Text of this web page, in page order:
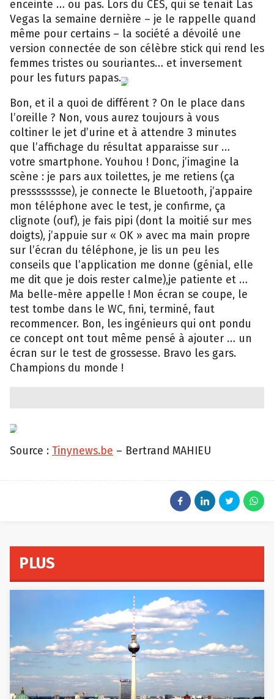
enceinte … ou pas. Lors du CES, qui se tenait Las
Vegas la semaine dernière – je le rappelle quand
même pour certains – la société a dévoilé une
version connectée de son célèbre stick qui rend les
femmes tristes ou souriantes… et inversement
pour les futurs papas.
Bon, et il a quoi de différent ? On le place dans
l’oreille ? Non, vous aurez toujours à vous
coltiner le jet d’urine et à attendre 3 minutes
que l’affichage du résultat apparaisse sur …
votre smartphone. Youhou ! Donc, j’imagine la
scène : je pars aux toilettes, je me retiens (ça
presssssssse), je connecte le Bluetooth, j’appaire
mon téléphone avec le test, je confirme, ça
clignote (ouf), je fais pipi (dont la moitié sur mes
doigts), j’appuie sur « OK » avec ma main propre
sur l’écran du téléphone, je lis un peu les
conseils que l’application me donne (génial, elle
me dit que je dois rester calme),je patiente et …
Ma belle-mère appelle ! Mon écran se coupe, le
test tombe dans le WC, fini, terminé, faut
recommencer. Bon, les ingénieurs qui ont pondu
ce concept ont tout même pensé à ajouter … un
écran sur le test de grossesse. Bravo les gars.
Champions du monde !
Source : Tinynews.be – Bertrand MAHIEU
PLUS